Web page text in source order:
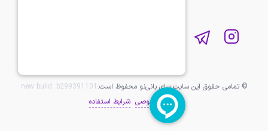
© تمامی حقوق این سایت برای بانی‌نو محفوظ است. new build: b299391101
حریم خصوصی شرایط استفاده